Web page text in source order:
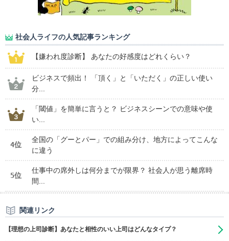
社会人ライフの人気記事ランキング
【嫌われ度診断】 あなたの好感度はどれくらい？
ビジネスで頻出！ 「頂く」と「いただく」の正しい使い
分...
「閾値」を簡単に言うと？ ビジネスシーンでの意味や使
い...
4位
全国の「グーとパー」での組み分け、地方によってこんな
に違う
5位
仕事中の席外しは何分までが限界？ 社会人が思う離席時
間...
関連リンク
【理想の上司診断】あなたと相性のいい上司はどんなタイプ？